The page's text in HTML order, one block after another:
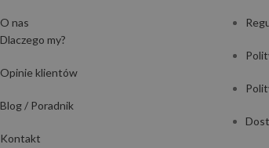
O nas
Dlaczego my?
Opinie klientów
Blog / Poradnik
Kontakt